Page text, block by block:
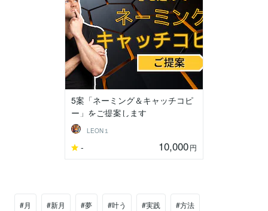
5案「ネーミング＆キャッチコピ
ー」をご提案します
LEON１
- 10,000円
#月 #新月 #夢 #叶う #実践 #方法